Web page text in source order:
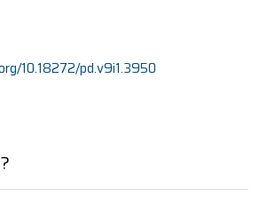
10.18272/pd.v9i1.3950